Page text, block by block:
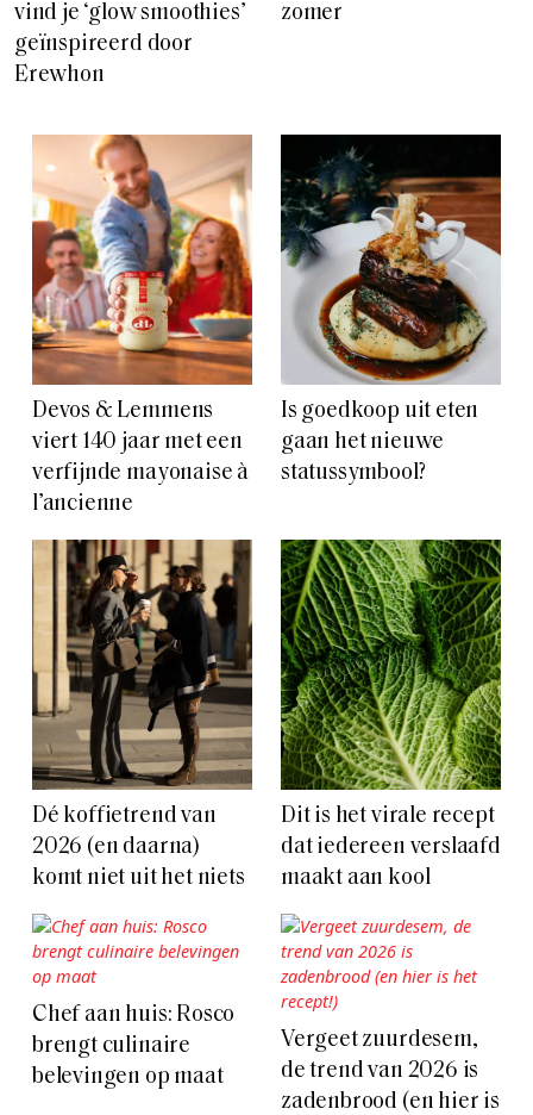
vind je ‘glow smoothies’
geïnspireerd door
Erewhon
zomer
Devos & Lemmens
viert 140 jaar met een
verfijnde mayonaise à
l’ancienne
Is goedkoop uit eten
gaan het nieuwe
statussymbool?
Dé koffietrend van
2026 (en daarna)
komt niet uit het niets
Dit is het virale recept
dat iedereen verslaafd
maakt aan kool
Chef aan huis: Rosco
brengt culinaire
belevingen op maat
Vergeet zuurdesem,
de trend van 2026 is
zadenbrood (en hier is